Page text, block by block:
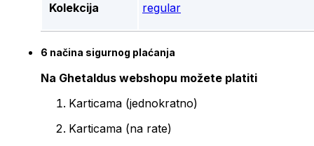
Kolekcija regular
6 načina sigurnog plaćanja
Na Ghetaldus webshopu možete platiti
Karticama (jednokratno)
Karticama (na rate)